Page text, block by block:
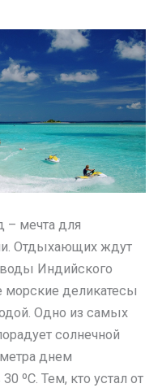
мечта для
Отдыхающих ждут
Индийского
морские деликатесы
Одно из самых
солнечной
днем
ºС. Тем, кто устал от